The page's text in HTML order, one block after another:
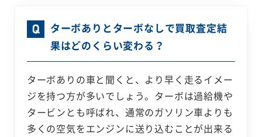
ターボありとターボなしで買取査定結
果はどのくらい変わる？
ターボありの車と聞くと、より早く走るイメー
ジを持つ方が多いでしょう。ターボは過給機や
タービンとも呼ばれ、通常のガソリン車よりも
多くの空気をエンジンに送り込むことが出来る